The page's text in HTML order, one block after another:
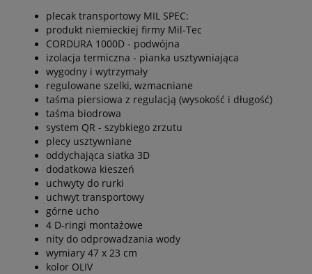
plecak transportowy MIL SPEC:
produkt niemieckiej firmy Mil-Tec
CORDURA 1000D - podwójna
izolacja termiczna - pianka usztywniająca
wygodny i wytrzymały
regulowane szelki, wzmacniane
taśma piersiowa z regulacją (wysokość i długość)
taśma biodrowa
system QR - szybkiego zrzutu
plecy usztywniane
oddychająca siatka 3D
dodatkowa kieszeń
uchwyty do rurki
uchwyt transportowy
górne ucho
4 D-ringi montażowe
nity do odprowadzania wody
wymiary 47 x 23 cm
kolor OLIV